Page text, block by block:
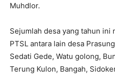
Muhdlor.
Sejumlah desa yang tahun ini
PTSL antara lain desa
Sedati Gede, Watu golong,
Terung Kulon, Bangah,